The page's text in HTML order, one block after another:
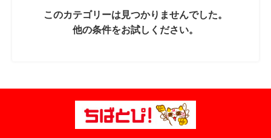
このカテゴリーは見つかりませんでした。
他の条件をお試しください。